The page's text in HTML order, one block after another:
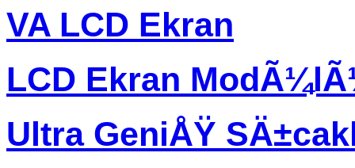
VA LCD Ekran
LCD Ekran
Ultra GeniÅŸ